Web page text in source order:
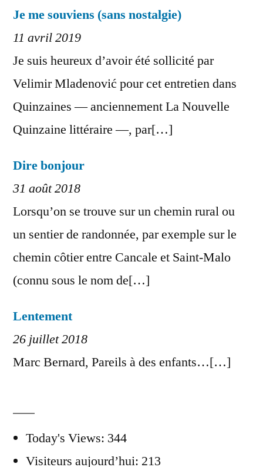
Je me souviens (sans nostalgie)
11 avril 2019
Je suis heureux d’avoir été sollicité par
Velimir Mladenović pour cet entretien dans
Quinzaines — anciennement La Nouvelle
Quinzaine littéraire —, par[…]
Dire bonjour
31 août 2018
Lorsqu’on se trouve sur un chemin rural ou
un sentier de randonnée, par exemple sur le
chemin côtier entre Cancale et Saint-Malo
(connu sous le nom de[…]
Lentement
26 juillet 2018
Marc Bernard, Pareils à des enfants…[…]
Today's Views: 344
Visiteurs aujourd’hui: 213